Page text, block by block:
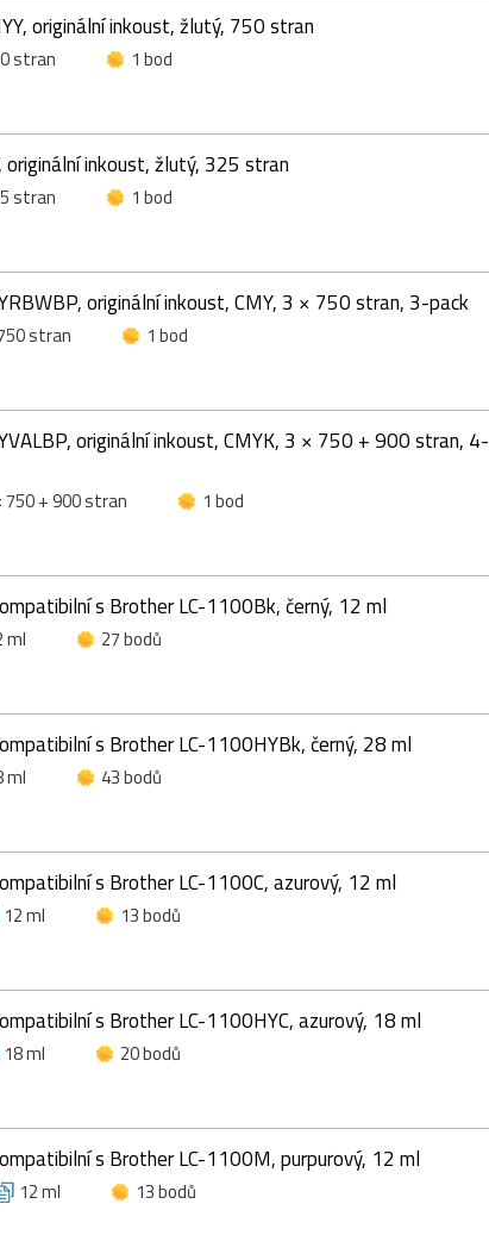
originální inkoust, žlutý, 750 stran
stran
1 bod
inkoust, žlutý, 325 stran
stran
1 bod
originální inkoust, CMY, 3 × 750 stran, 3-pack
stran
1 bod
originální inkoust, CMYK, 3 × 750 + 900 stran, 4-
750 + 900 stran
1 bod
s Brother LC-1100Bk, černý, 12 ml
ml
27 bodů
s Brother LC-1100HYBk, černý, 28 ml
ml
43 bodů
s Brother LC-1100C, azurový, 12 ml
12 ml
13 bodů
s Brother LC-1100HYC, azurový, 18 ml
18 ml
20 bodů
s Brother LC-1100M, purpurový, 12 ml
12 ml
13 bodů